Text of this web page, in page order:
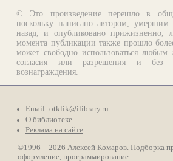
© Это произведение перешло в
поскольку написано автором, умершим
назад, и опубликовано прижизненно,
момента публикации также прошло
может свободно использоваться любым
согласия или разрешения и без
вознаграждения.
Email: otklik@ilibrary.ru
О библиотеке
Реклама на сайте
©1996—2026 Алексей Комаров. Подборка
оформление, программирование.